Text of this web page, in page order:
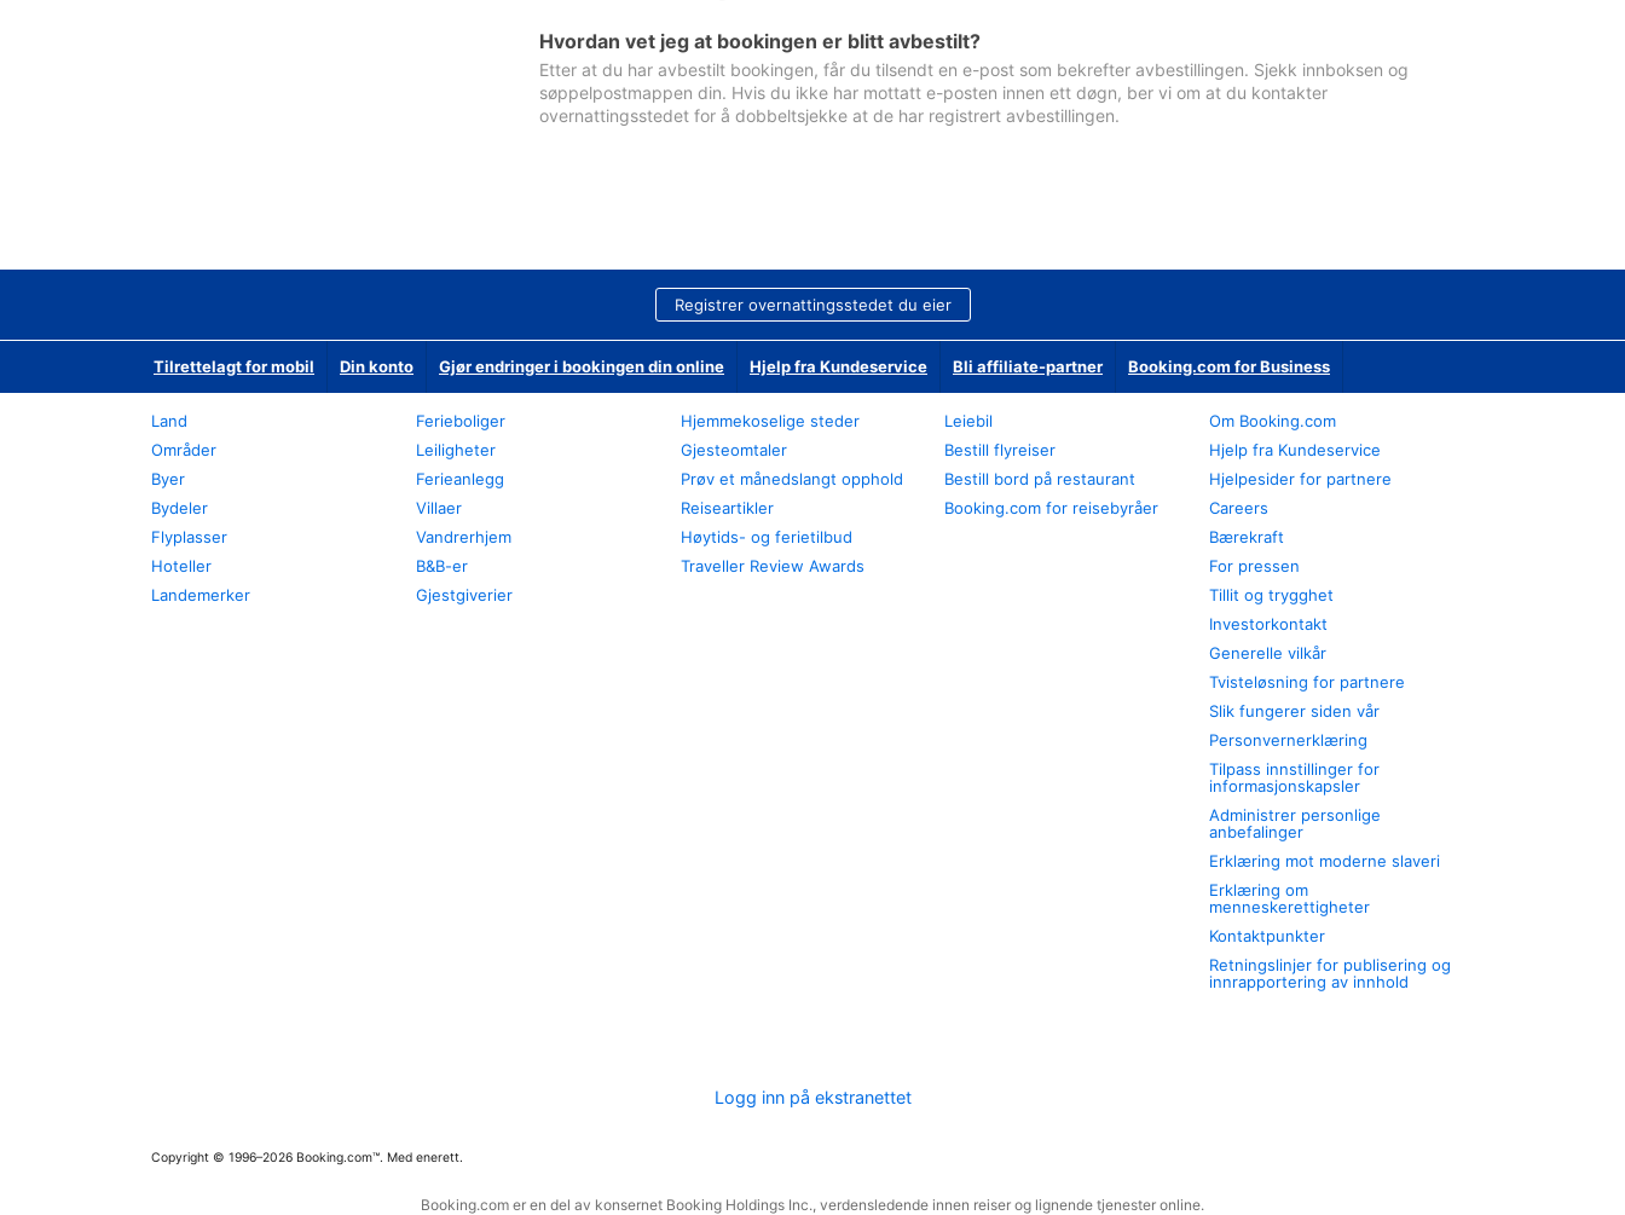
Hvordan vet jeg at bookingen er blitt avbestilt?
Etter at du har avbestilt bookingen, får du tilsendt en e-post som bekrefter avbestillingen. Sjekk innboksen og
søppelpostmappen din. Hvis du ikke har mottatt e-posten innen ett døgn, ber vi om at du kontakter
overnattingsstedet for å dobbeltsjekke at de har registrert avbestillingen.
Registrer overnattingsstedet du eier
Tilrettelagt for mobil Din konto Gjør endringer i bookingen din online Hjelp fra Kundeservice Bli affiliate-partner Booking.com for Business
Land
Områder
Byer
Bydeler
Flyplasser
Hoteller
Landemerker
Ferieboliger
Leiligheter
Ferieanlegg
Villaer
Vandrerhjem
B&B-er
Gjestgiverier
Hjemmekoselige steder
Gjesteomtaler
Prøv et månedslangt opphold
Reiseartikler
Høytids- og ferietilbud
Traveller Review Awards
Leiebil
Bestill flyreiser
Bestill bord på restaurant
Booking.com for reisebyråer
Om Booking.com
Hjelp fra Kundeservice
Hjelpesider for partnere
Careers
Bærekraft
For pressen
Tillit og trygghet
Investorkontakt
Generelle vilkår
Tvisteløsning for partnere
Slik fungerer siden vår
Personvernerklæring
Tilpass innstillinger for
informasjonskapsler
Administrer personlige
anbefalinger
Erklæring mot moderne slaveri
Erklæring om
menneskerettigheter
Kontaktpunkter
Retningslinjer for publisering og
innrapportering av innhold
Logg inn på ekstranettet
Copyright © 1996–2026 Booking.com™. Med enerett.
Booking.com er en del av konsernet Booking Holdings Inc., verdensledende innen reiser og lignende tjenester online.